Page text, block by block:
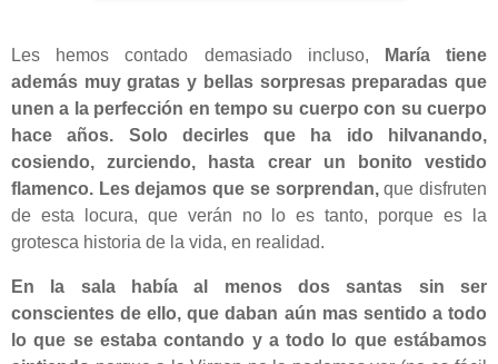
Les hemos contado demasiado incluso,
María tiene
además muy gratas y bellas sorpresas preparadas que
unen a la perfección en tempo su cuerpo con su cuerpo
hace años. Solo decirles que ha ido hilvanando,
cosiendo, zurciendo, hasta crear un bonito vestido
flamenco. Les dejamos que se sorprendan,que disfruten
de esta locura, que verán no lo es tanto, porque es la
grotesca historia de la vida, en realidad.
En la sala había al menos dos santas sin ser
conscientes de ello, que daban aún mas sentido a todo
lo que se estaba contando y a todo lo que estábamos